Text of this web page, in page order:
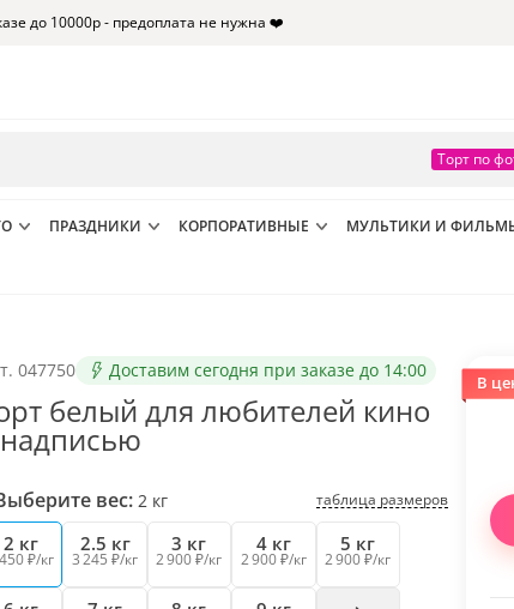
до 10000р - предоплата не нужна ❤️
ПРАЗДНИКИ КОРПОРАТИВНЫЕ МУЛЬТИКИ И
047750 Доставим сегодня при заказе до 14:00
белый для любителей кино
вес: 2 кг таблица размеров
2 кг
₽/кг
2.5 кг
3 245 ₽/кг
3 кг
2 900 ₽/кг
4 кг
2 900 ₽/кг
5 кг
2 900 ₽/кг
В